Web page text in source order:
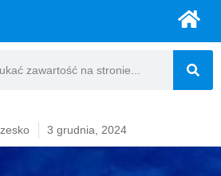
3 grudnia, 2024